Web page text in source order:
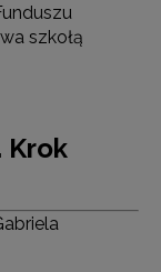
szkołą
Krok